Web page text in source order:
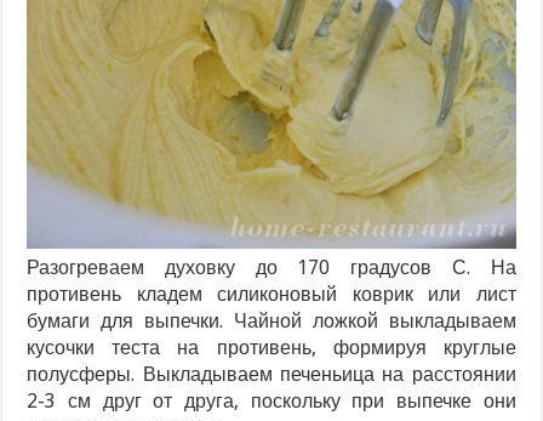
Разогреваем духовку до 170 градусов С. На
противень кладем силиконовый коврик или лист
бумаги для выпечки. Чайной ложкой выкладываем
кусочки теста на противень, формируя круглые
полусферы. Выкладываем печеньица на расстоянии
2-3 см друг от друга, поскольку при выпечке они